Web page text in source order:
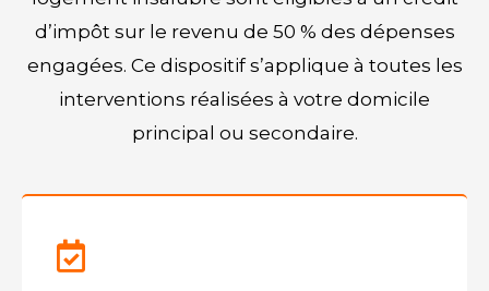
d’impôt sur le revenu de 50 % des dépenses
engagées. Ce dispositif s’applique à toutes les
interventions réalisées à votre domicile
principal ou secondaire.